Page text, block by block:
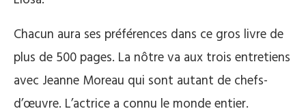
Chacun aura ses préférences dans ce gros livre de
plus de 500 pages. La nôtre va aux trois entretiens
avec Jeanne Moreau qui sont autant de chefs-
d’œuvre. L’actrice a connu le monde entier.